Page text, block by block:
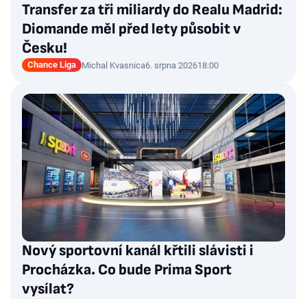
Transfer za tři miliardy do Realu Madrid:
Diomande měl před lety působit v
Česku!
Chance Liga Michal Kvasnica6. srpna 202618:00
Nový sportovní kanál křtili slávisti i
Procházka. Co bude Prima Sport
vysílat?